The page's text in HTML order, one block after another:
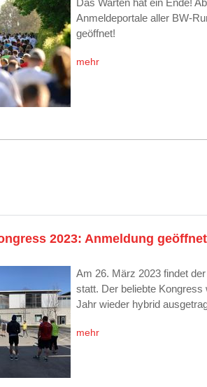
Das Warten hat ein Ende!
Anmeldeportale aller BW-
geöffnet!
mehr
2023: Anmeldung geöffnet
Am 26. März 2023 findet
statt. Der beliebte Kongress
Jahr wieder hybrid
mehr